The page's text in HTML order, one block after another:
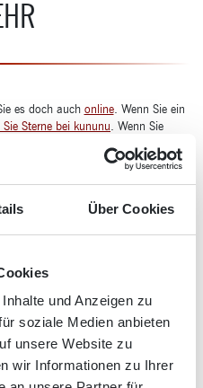
Über Cookies
und Anzeigen zu
soziale Medien anbieten
unsere Website zu
wir Informationen zu Ihrer
es doch auch online. Wenn Sie ein
Sterne bei kununu. Wenn Sie
Sie erreichbar für Ihre Kunden: mit
Prozessoptimierung mit – von der